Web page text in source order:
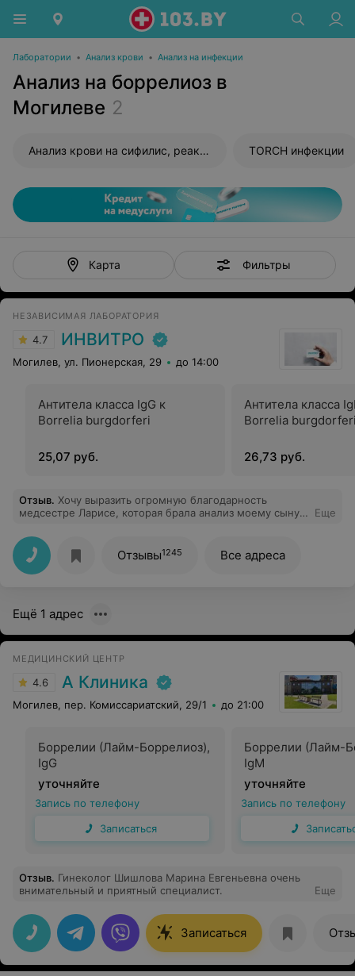
Лаборатории • Анализ крови • Анализ на инфекции
Анализ на боррелиоз в
Могилеве 2
Анализ крови на сифилис, реакция Вассермана (RW) TORCH инфекции
Карта Фильтры
НЕЗАВИСИМАЯ ЛАБОРАТОРИЯ
4.7 ИНВИТРО
Могилев, ул. Пионерская, 29 до 14:00
Антитела класса IgG к
Borrelia burgdorferi
25,07 руб.
Антитела класса
Borrelia
26,73 руб.
Отзыв. Хочу выразить огромную благодарность
медсестре Ларисе, которая брала анализ моему сыну в
подход, абсолютное спокойствие, и профессионализм
сделали свое дело! Ребёнок остался доволен! В целом
филиал отличный, чисто, тихо, удобное расположение.
Регистратор очень подробно все объяснила,
Еще
Отзывы1245 Все адреса
Ещё 1 адрес
МЕДИЦИНСКИЙ ЦЕНТР
4.6 А Клиника
Могилев, пер. Комиссариатский, 29/1 до 21:00
Боррелии (Лайм-Боррелиоз),
IgG
уточняйте
Запись по телефону
Записаться
Боррелии (Лайм-
IgМ
уточняйте
Запись по телефону
Отзыв. Гинеколог Шишлова Марина Евгеньевна очень
внимательный и приятный специалист.
Еще
Записаться